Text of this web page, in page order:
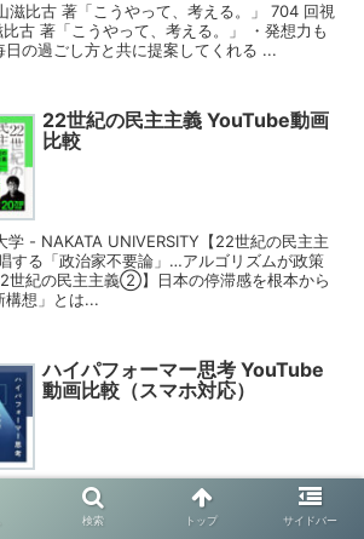
比古 著「こうやって、考える。」 704 回視
古 著「こうやって、考える。」 ・発想力も
の過ごし方と共に提案してくれる ...
22世紀の民主主義 YouTube動画
比較
学 - NAKATA UNIVERSITY【22世紀の民主主
る「政治家不要論」…アルゴリズムが政策
世紀の民主主義②】日本の停滞感を根本から
構想」とは...
ハイパフォーマー思考 YouTube
動画比較（スマホ対応）
で解説】ハイパフォーマー思考 高い成果を
る７つの思考・行動様式 47,480 回視聴
解説】ハイパフォーマー思考 高い成果を出
検索 トップ サイドバー